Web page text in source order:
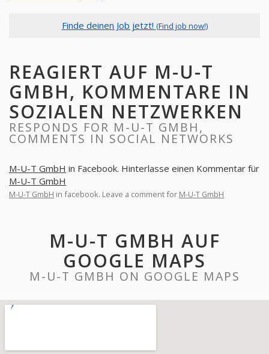
Finde deinen Job jetzt! (Find job now!)
REAGIERT AUF M-U-T
GMBH, KOMMENTARE IN
SOZIALEN NETZWERKEN
RESPONDS FOR M-U-T GMBH,
COMMENTS IN SOCIAL NETWORKS
M-U-T GmbH in Facebook. Hinterlasse einen Kommentar für
M-U-T GmbH
M-U-T GmbH in facebook. Leave a comment for M-U-T GmbH
M-U-T GMBH AUF
GOOGLE MAPS
M-U-T GMBH ON GOOGLE MAPS